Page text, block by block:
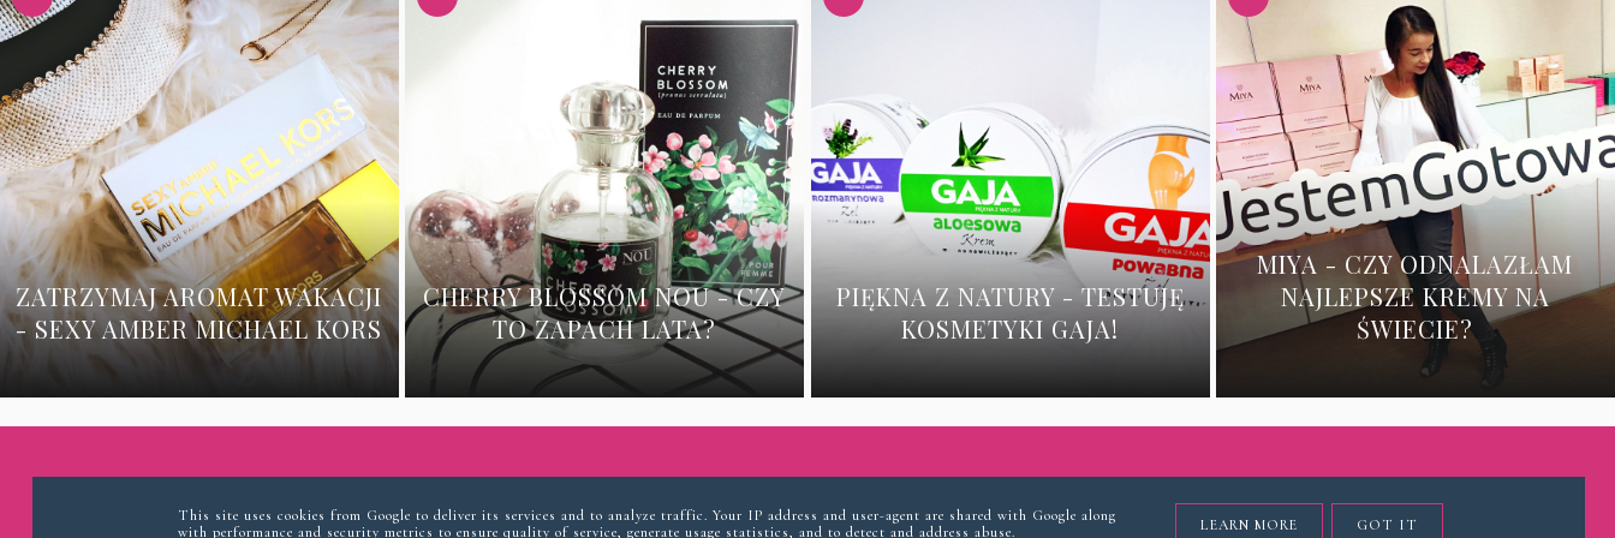
ZATRZYMAJ AROMAT WAKACJI
- SEXY AMBER MICHAEL KORS
CHERRY BLOSSOM NOU - CZY
TO ZAPACH LATA?
PIĘKNA Z NATURY - TESTUJĘ
KOSMETYKI GAJA!
MIYA - CZY ODNALAZŁAM
NAJLEPSZE KREMY NA
ŚWIECIE?
This site uses cookies from Google to deliver its services and to analyze traffic. Your IP address and user-agent are shared with Google along
with performance and security metrics to ensure quality of service, generate usage statistics, and to detect and address abuse.
LEARN MORE GOT IT